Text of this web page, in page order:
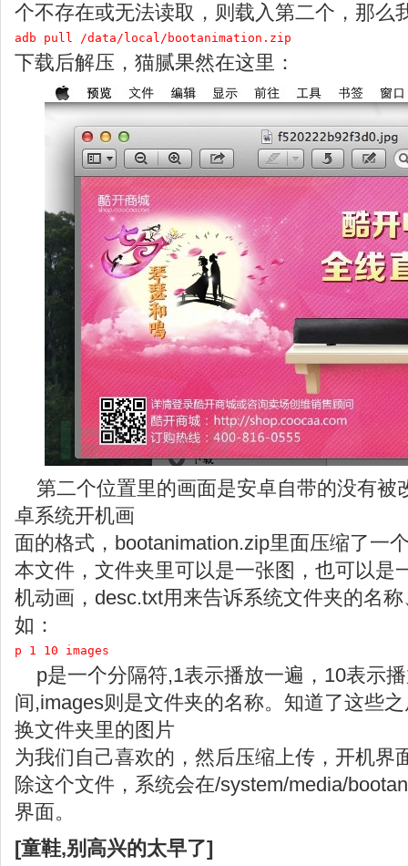
个不存在或无法读取，则载入第二个，那么
adb pull /data/local/bootanimation.zip
下载后解压，猫腻果然在这里：
第二个位置里的画面是安卓自带的没有被
卓系统开机画
面的格式，bootanimation.zip里面压缩了一
本文件，文件夹里可以是一张图，也可以是
机动画，desc.txt用来告诉系统文件夹的名
如：
p 1 10 images
p是一个分隔符,1表示播放一遍，10表示
间,images则是文件夹的名称。知道了这些
换文件夹里的图片
为我们自己喜欢的，然后压缩上传，开机界
除这个文件，系统会在/system/media/
界面。
[童鞋,别高兴的太早了]